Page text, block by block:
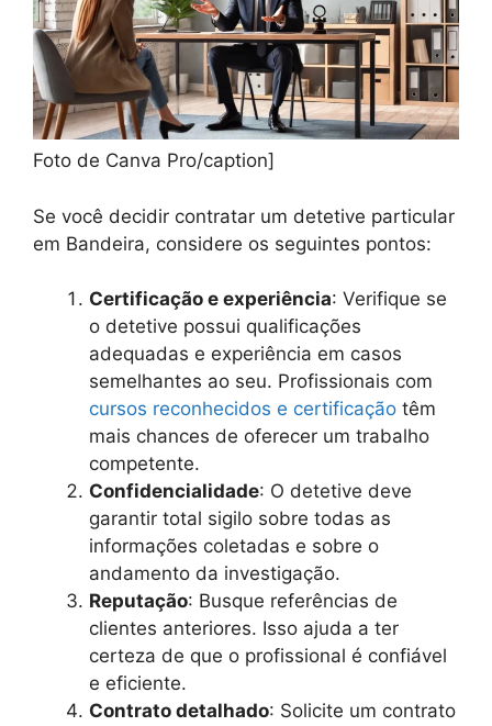
Foto de Canva Pro/caption]
Se você decidir contratar um detetive particular
em Bandeira, considere os seguintes pontos:
Certificação e experiência: Verifique se
o detetive possui qualificações
adequadas e experiência em casos
semelhantes ao seu. Profissionais com
cursos reconhecidos e certificação têm
mais chances de oferecer um trabalho
competente.
Confidencialidade: O detetive deve
garantir total sigilo sobre todas as
informações coletadas e sobre o
andamento da investigação.
Reputação: Busque referências de
clientes anteriores. Isso ajuda a ter
certeza de que o profissional é confiável
e eficiente.
Contrato detalhado: Solicite um contrato